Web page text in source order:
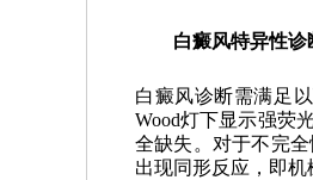
白癜风特异性诊
白癜风诊断需满足
Wood灯下显示强荧
全缺失。对于不完
出现同形反应，即机